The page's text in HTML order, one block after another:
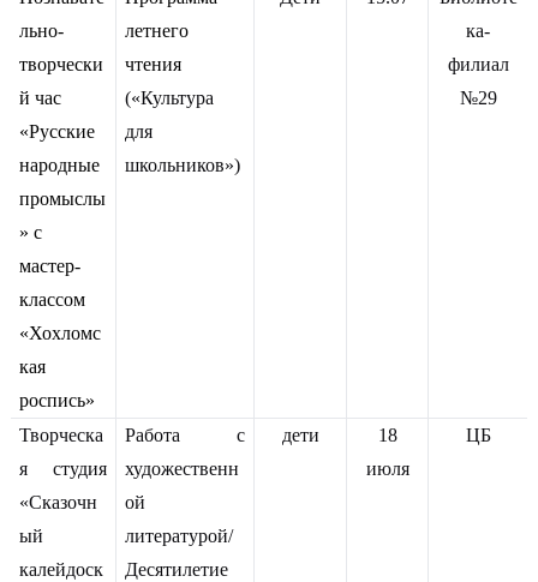
льно-
творчески
й час
«Русские
народные
промыслы
» с
мастер-
классом
«Хохломс
кая
роспись»
летнего
чтения
(«Культура
для
школьников»)
ка-
филиал
№29
Творческа
я студия
«Сказочн
ый
калейдоск
Работа с
художественн
ой
литературой/
Десятилетие
дети
18
июля
ЦБ